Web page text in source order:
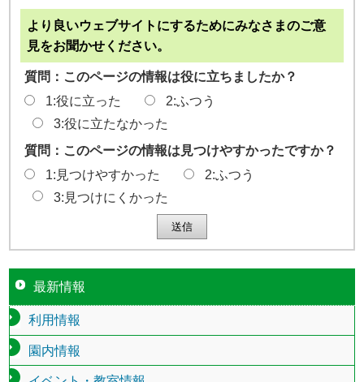
より良いウェブサイトにするためにみなさまのご意
見をお聞かせください。
質問：このページの情報は役に立ちましたか？
1:役に立った
2:ふつう
3:役に立たなかった
質問：このページの情報は見つけやすかったですか？
1:見つけやすかった
2:ふつう
3:見つけにくかった
最新情報
利用情報
園内情報